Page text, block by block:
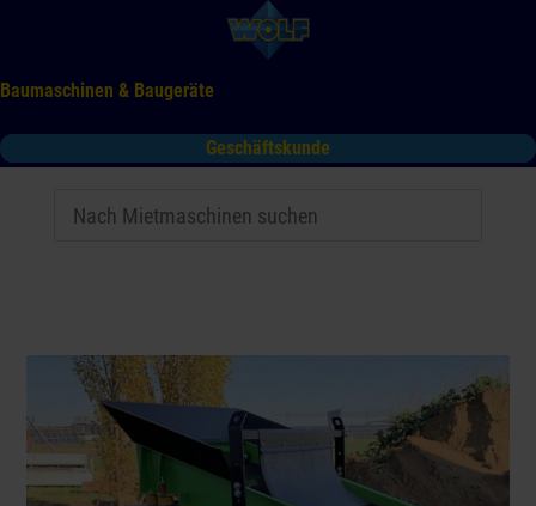
Baumaschinen & Baugeräte
Geschäftskunde